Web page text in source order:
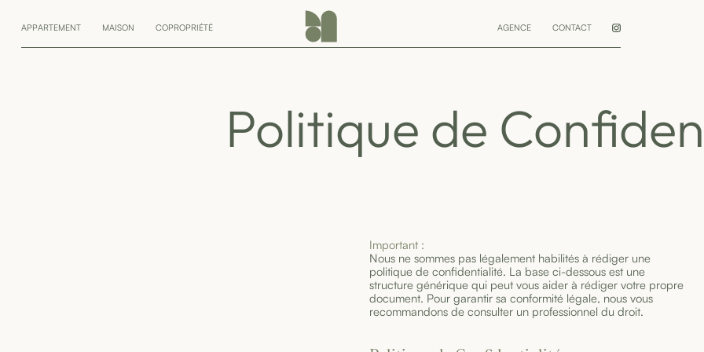
APPARTEMENT MAISON COPROPRIÉTÉ AGENCE CONTACT
Politique de
Important :
Nous ne sommes pas légalement habilités à rédiger une
politique de confidentialité. La base ci-dessous est une
structure générique qui peut vous aider à rédiger votre propre
document. Pour garantir sa conformité légale, nous vous
recommandons de consulter un professionnel du droit.